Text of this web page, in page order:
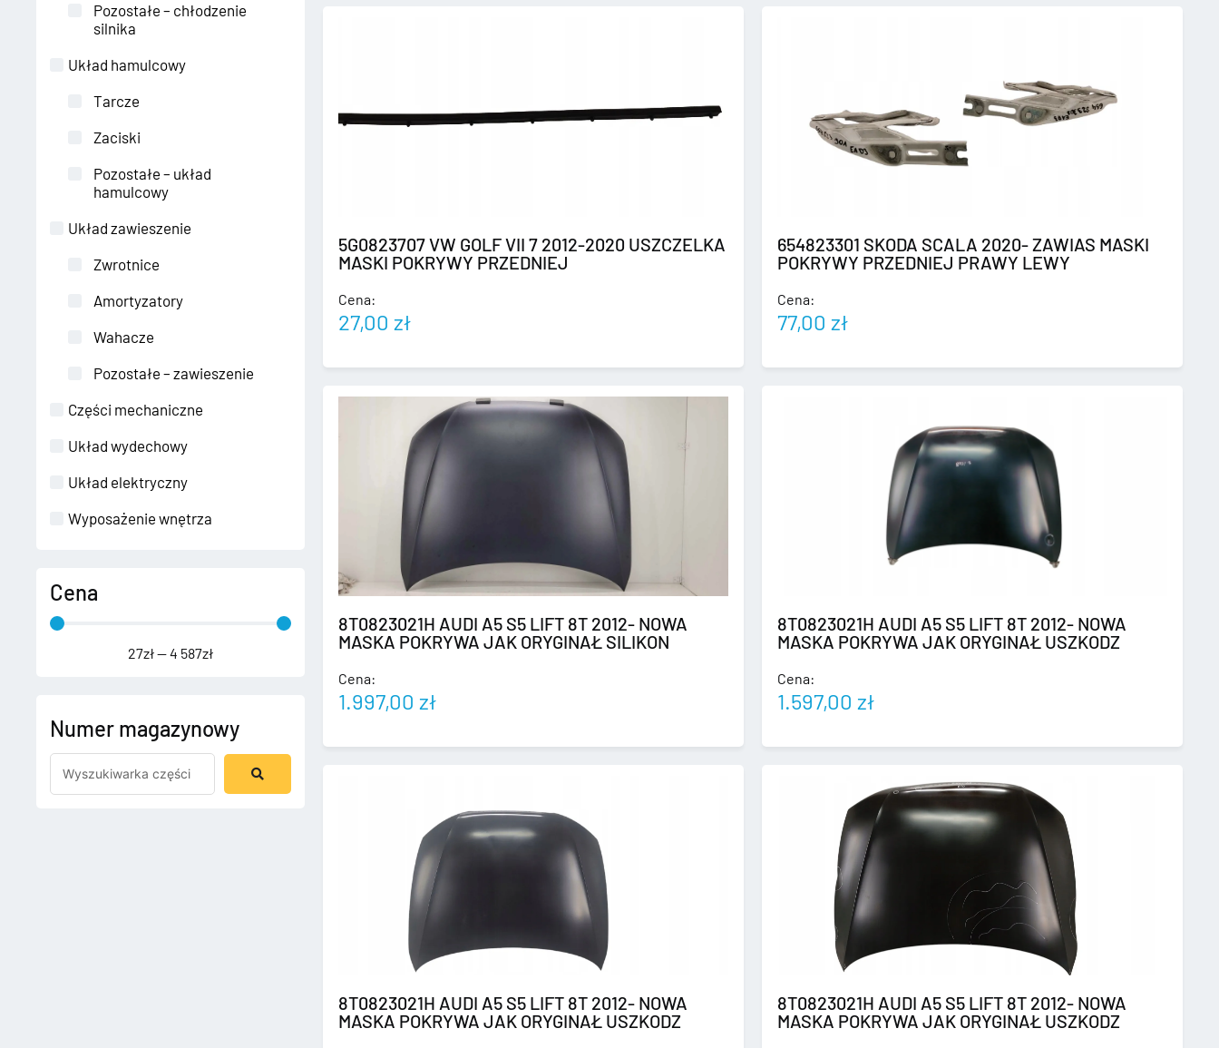
Pozostałe – chłodzenie
silnika
Układ hamulcowy
Tarcze
Zaciski
Pozostałe – układ
hamulcowy
Układ zawieszenie
Zwrotnice
Amortyzatory
Wahacze
Pozostałe – zawieszenie
Części mechaniczne
Układ wydechowy
Układ elektryczny
Wyposażenie wnętrza
Cena
27zł—4 587zł
Numer magazynowy
Szukaj
5G0823707 VW GOLF VII 7 2012-2020 USZCZELKA
MASKI POKRYWY PRZEDNIEJ
Cena:
27,00 zł
654823301 SKODA SCALA 2020- ZAWIAS MASKI
POKRYWY PRZEDNIEJ PRAWY LEWY
Cena:
77,00 zł
8T0823021H AUDI A5 S5 LIFT 8T 2012- NOWA
MASKA POKRYWA JAK ORYGINAŁ SILIKON
Cena:
1.997,00 zł
8T0823021H AUDI A5 S5 LIFT 8T 2012- NOWA
MASKA POKRYWA JAK ORYGINAŁ USZKODZ
Cena:
1.597,00 zł
8T0823021H AUDI A5 S5 LIFT 8T 2012- NOWA
MASKA POKRYWA JAK ORYGINAŁ USZKODZ
8T0823021H AUDI A5 S5 LIFT 8T 2012- NOWA
MASKA POKRYWA JAK ORYGINAŁ USZKODZ